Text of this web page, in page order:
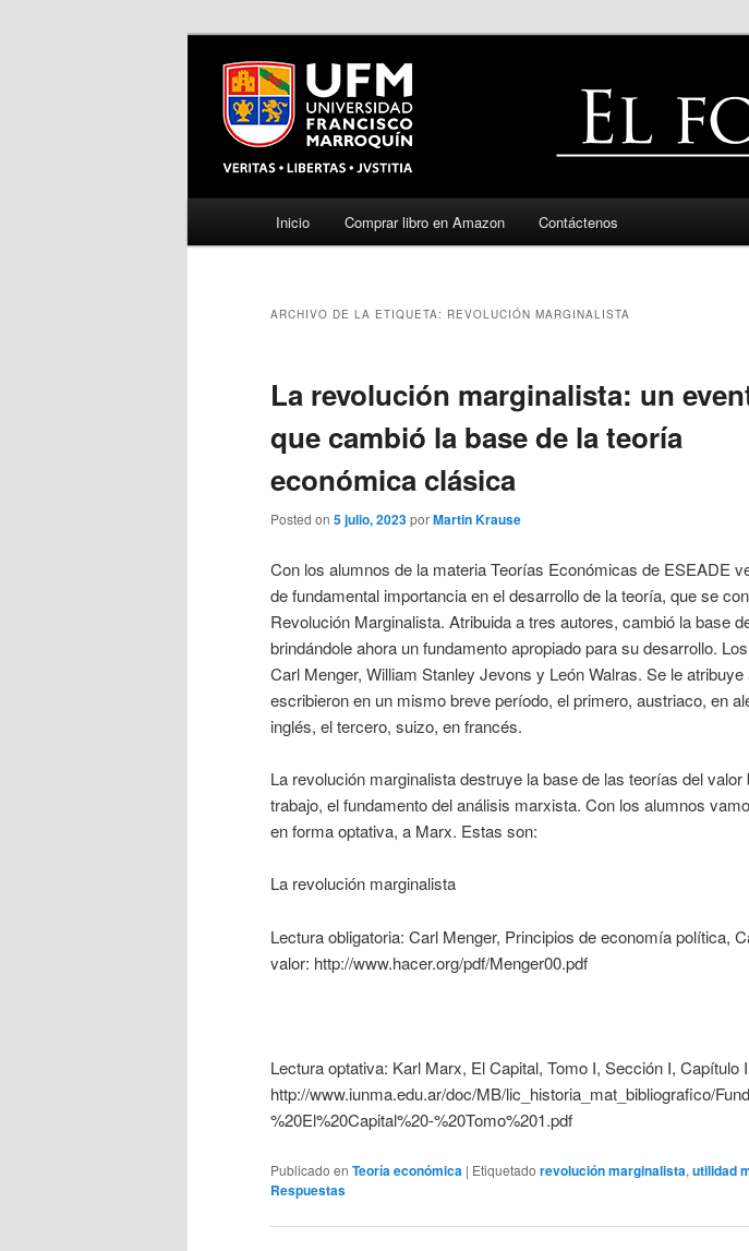
Ir
principal
Ir
secundario
Inicio Comprar libro en Amazon Contáctenos
ARCHIVO DE LA ETIQUETA: REVOLUCIÓN MARGINALISTA
La revolución marginalista: un
que cambió la base de la teoría
económica clásica
Posted on 5 julio, 2023porMartin Krause
Con los alumnos de la materia Teorías Económicas de ESEADE
de fundamental importancia en el desarrollo de la teoría, que se
Revolución Marginalista. Atribuida a tres autores, cambió la base
brindándole ahora un fundamento apropiado para su desarrollo.
Carl Menger, William Stanley Jevons y León Walras. Se le
escribieron en un mismo breve período, el primero, austriaco, en
inglés, el tercero, suizo, en francés.
La revolución marginalista destruye la base de las teorías del valor
trabajo, el fundamento del análisis marxista. Con los alumnos
en forma optativa, a Marx. Estas son:
La revolución marginalista
Lectura obligatoria: Carl Menger, Principios de economía política,
valor: http://www.hacer.org/pdf/Menger00.pdf
Lectura optativa: Karl Marx, El Capital, Tomo I, Sección I, Capítulo
http://www.iunma.edu.ar/doc/MB/lic_historia_mat_bibliografico/
%20El%20Capital%20-%20Tomo%201.pdf
Publicado en Teoría económica | Etiquetado revolución marginalista, utilidad
Respuestas